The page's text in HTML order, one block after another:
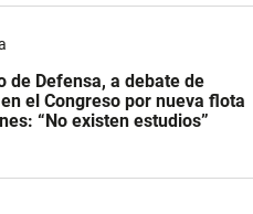
de Defensa, a debate de
el Congreso por nueva flota
“No existen estudios”